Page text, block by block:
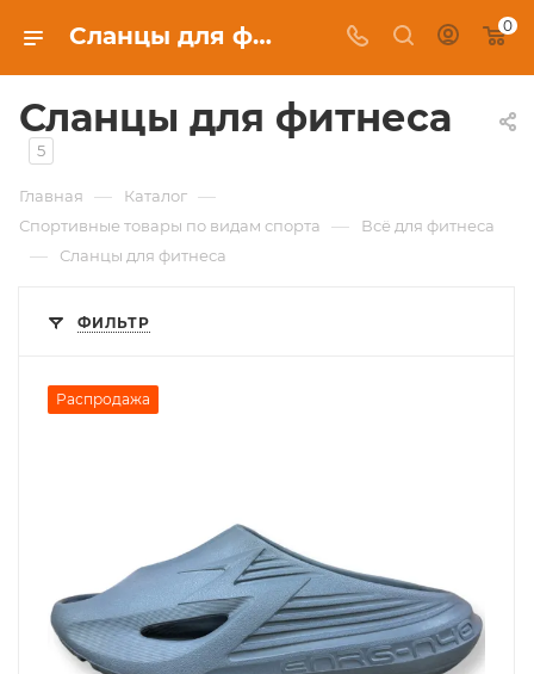
Сланцы для фитнеса в Новосибирске, купить в интернет-магазине c бесплатной доставкой 0
Сланцы для фитнеса
5
Главная — Каталог —
Спортивные товары по видам спорта — Всё для фитнеса
— Сланцы для фитнеса
ФИЛЬТР
Распродажа